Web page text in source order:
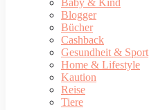
Baby & Kind
Blogger
Bücher
Cashback
Gesundheit & Sport
Home & Lifestyle
Kaution
Reise
Tiere